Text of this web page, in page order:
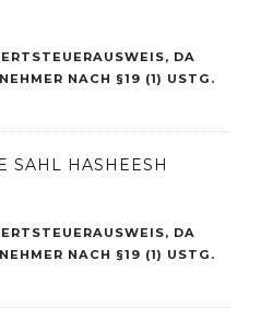
DA
NACH §19 (1) USTG.
SAHL HASHEESH
DA
NACH §19 (1) USTG.